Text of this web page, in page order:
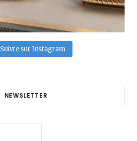
Suivre sur Instagram
NEWSLETTER